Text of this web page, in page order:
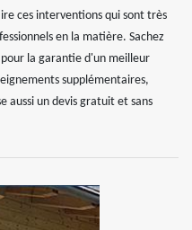
ces interventions qui sont très
en la matière. Sachez
la garantie d'un meilleur
supplémentaires,
aussi un devis gratuit et sans